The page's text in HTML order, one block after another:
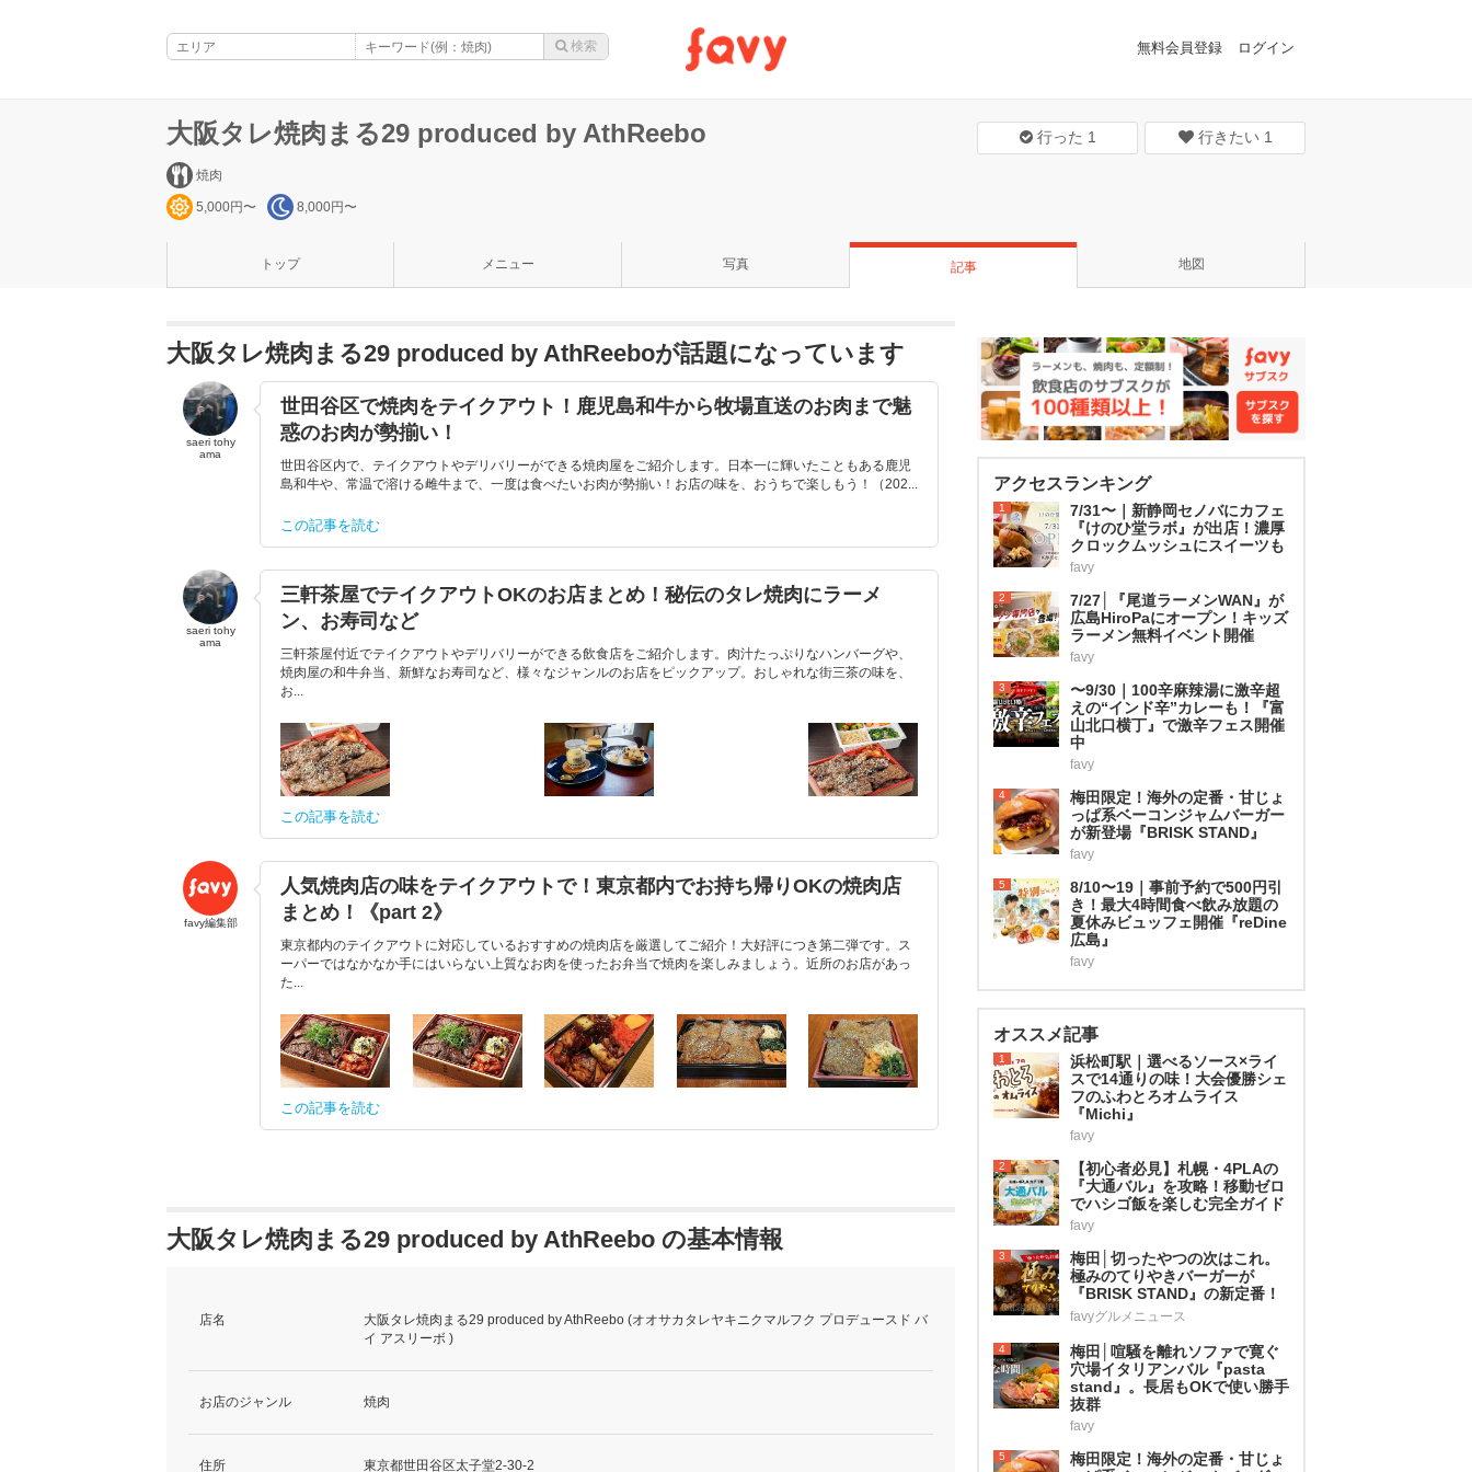
無料会員登録 ログイン
大阪タレ焼肉まる29 produced by AthReebo
焼肉
5,000円〜 8,000円〜
行った 1 行きたい 1
トップ メニュー 写真 記事 地図
大阪タレ焼肉まる29 produced by AthReeboが話題になっています
saeri tohy
ama
世田谷区で焼肉をテイクアウト！鹿児島和牛から牧場直送のお肉まで魅
惑のお肉が勢揃い！
世田谷区内で、テイクアウトやデリバリーができる焼肉屋をご紹介します。日本一に輝いたこともある鹿児
島和牛や、常温で溶ける雌牛まで、一度は食べたいお肉が勢揃い！お店の味を、おうちで楽しもう！（202...
この記事を読む
saeri tohy
ama
三軒茶屋でテイクアウトOKのお店まとめ！秘伝のタレ焼肉にラーメ
ン、お寿司など
三軒茶屋付近でテイクアウトやデリバリーができる飲食店をご紹介します。肉汁たっぷりなハンバーグや、
焼肉屋の和牛弁当、新鮮なお寿司など、様々なジャンルのお店をピックアップ。おしゃれな街三茶の味を、
お...
この記事を読む
favy編集部
人気焼肉店の味をテイクアウトで！東京都内でお持ち帰りOKの焼肉店
まとめ！《part 2》
東京都内のテイクアウトに対応しているおすすめの焼肉店を厳選してご紹介！大好評につき第二弾です。ス
ーパーではなかなか手にはいらない上質なお肉を使ったお弁当で焼肉を楽しみましょう。近所のお店があっ
た...
この記事を読む
大阪タレ焼肉まる29 produced by AthReebo の基本情報
店名
大阪タレ焼肉まる29 produced by AthReebo (オオサカタレヤキニクマルフク プロデュースド バ
イ アスリーボ )
お店のジャンル 焼肉
住所 東京都世田谷区太子堂2-30-2
アクセスランキング
1
7/31〜｜新静岡セノバにカフェ
『けのひ堂ラボ』が出店！濃厚
クロックムッシュにスイーツも
favy
2
7/27│『尾道ラーメンWAN』が
広島HiroPaにオープン！キッズ
ラーメン無料イベント開催
favy
3
〜9/30｜100辛麻辣湯に激辛超
えの“インド辛”カレーも！『富
山北口横丁』で激辛フェス開催
中
favy
4
梅田限定！海外の定番・甘じょ
っぱ系ベーコンジャムバーガー
が新登場『BRISK STAND』
favy
5
8/10〜19｜事前予約で500円引
き！最大4時間食べ飲み放題の
夏休みビュッフェ開催『reDine
広島』
favy
オススメ記事
1
浜松町駅｜選べるソース×ライ
スで14通りの味！大会優勝シェ
フのふわとろオムライス
『Michi』
favy
2
【初心者必見】札幌・4PLAの
『大通バル』を攻略！移動ゼロ
でハシゴ飯を楽しむ完全ガイド
favy
3
梅田│切ったやつの次はこれ。
極みのてりやきバーガーが
『BRISK STAND』の新定番！
favyグルメニュース
4
梅田│喧騒を離れソファで寛ぐ
穴場イタリアンバル『pasta
stand』。長居もOKで使い勝手
抜群
favy
5
梅田限定！海外の定番・甘じょ